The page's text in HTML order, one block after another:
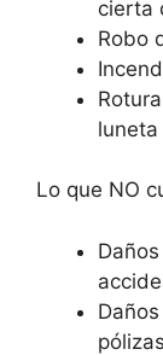
cierta
Robo
Lo que NO